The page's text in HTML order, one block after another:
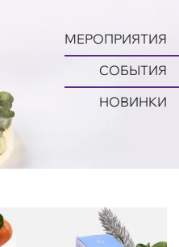
МЕРОПРИЯТИЯ
СОБЫТИЯ
НОВИНКИ